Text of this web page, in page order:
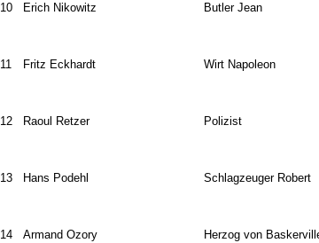
10 Erich Nikowitz Butler Jean
11 Fritz Eckhardt Wirt Napoleon
12 Raoul Retzer Polizist
13 Hans Podehl Schlagzeuger Robert
14 Armand Ozory Herzog von